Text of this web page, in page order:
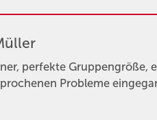
perfekte
Probleme